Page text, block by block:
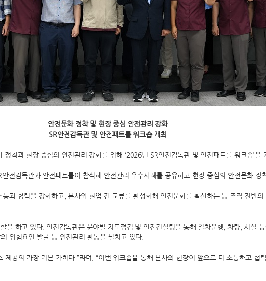
안전문화 정착 및 현장 중심 안전관리 강화
SR안전감독관 및 안전패트롤 워크숍 개최
착과 현장 중심의 안전관리 강화를 위해 ‘2026년 SR안전감독관 및 안전패트롤 워크숍’을
전감독관과 안전패트롤이 참석해 안전관리 우수사례를 공유하고 현장 중심의 안전문화 정
과 협력을 강화하고, 본사와 현업 간 교류를 활성화해 안전문화를 확산하는 등 조직 전반
을 하고 있다. 안전감독관은 분야별 지도점검 및 안전컨설팅을 통해 열차운행, 차량, 시설
위험요인 발굴 등 안전관리 활동을 펼치고 있다.
제공의 가장 기본 가치다.”라며, “이번 워크숍을 통해 본사와 현장이 앞으로 더 소통하고 협